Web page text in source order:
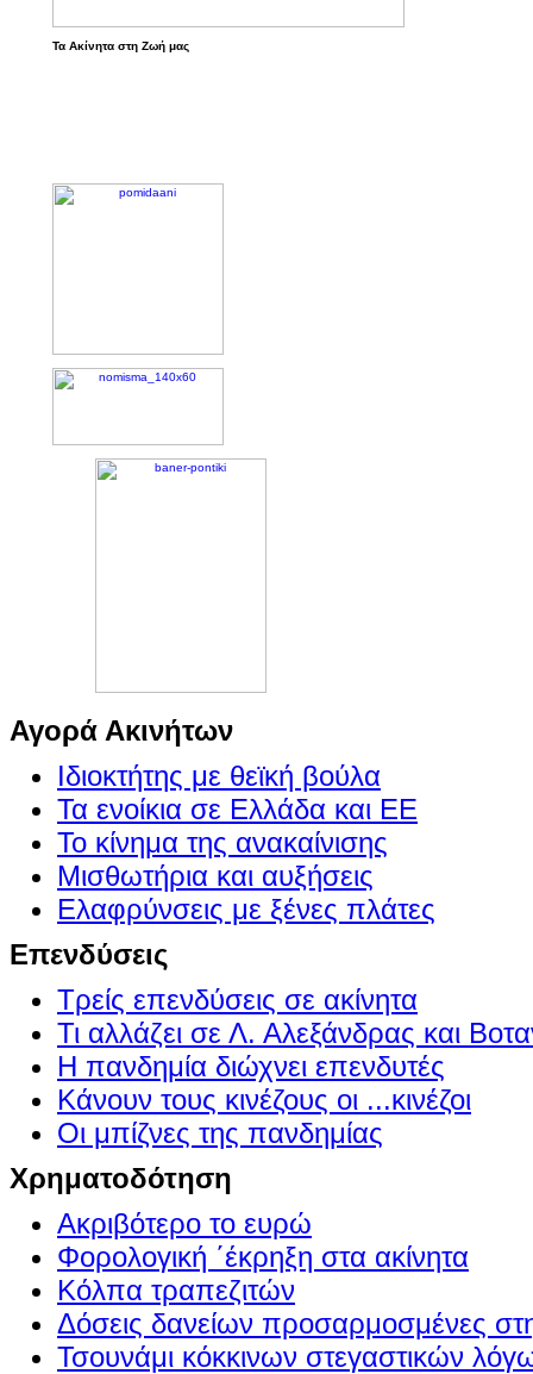
Τα Ακίνητα στη Ζωή μας
Αγορά Ακινήτων
Ιδιοκτήτης με θεϊκή βούλα
Τα ενοίκια σε Ελλάδα και ΕΕ
Το κίνημα της ανακαίνισης
Μισθωτήρια και αυξήσεις
Ελαφρύνσεις με ξένες πλάτες
Επενδύσεις
Τρείς επενδύσεις σε ακίνητα
Τι αλλάζει σε Λ. Αλεξάνδρας και
Η πανδημία διώχνει επενδυτές
Κάνουν τους κινέζους οι ...κινέζοι
Οι μπίζνες της πανδημίας
Χρηματοδότηση
Ακριβότερο το ευρώ
Φορολογική ΄έκρηξη στα ακίνητα
Κόλπα τραπεζιτών
Δόσεις δανείων προσαρμοσμένες
Τσουνάμι κόκκινων στεγαστικών